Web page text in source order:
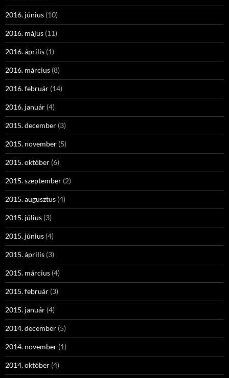
2016. június (10)
2016. május (11)
2016. április (1)
2016. március (8)
2016. február (14)
2016. január (4)
2015. december (3)
2015. november (5)
2015. október (6)
2015. szeptember (2)
2015. augusztus (4)
2015. július (3)
2015. június (4)
2015. április (3)
2015. március (4)
2015. február (3)
2015. január (4)
2014. december (5)
2014. november (1)
2014. október (4)